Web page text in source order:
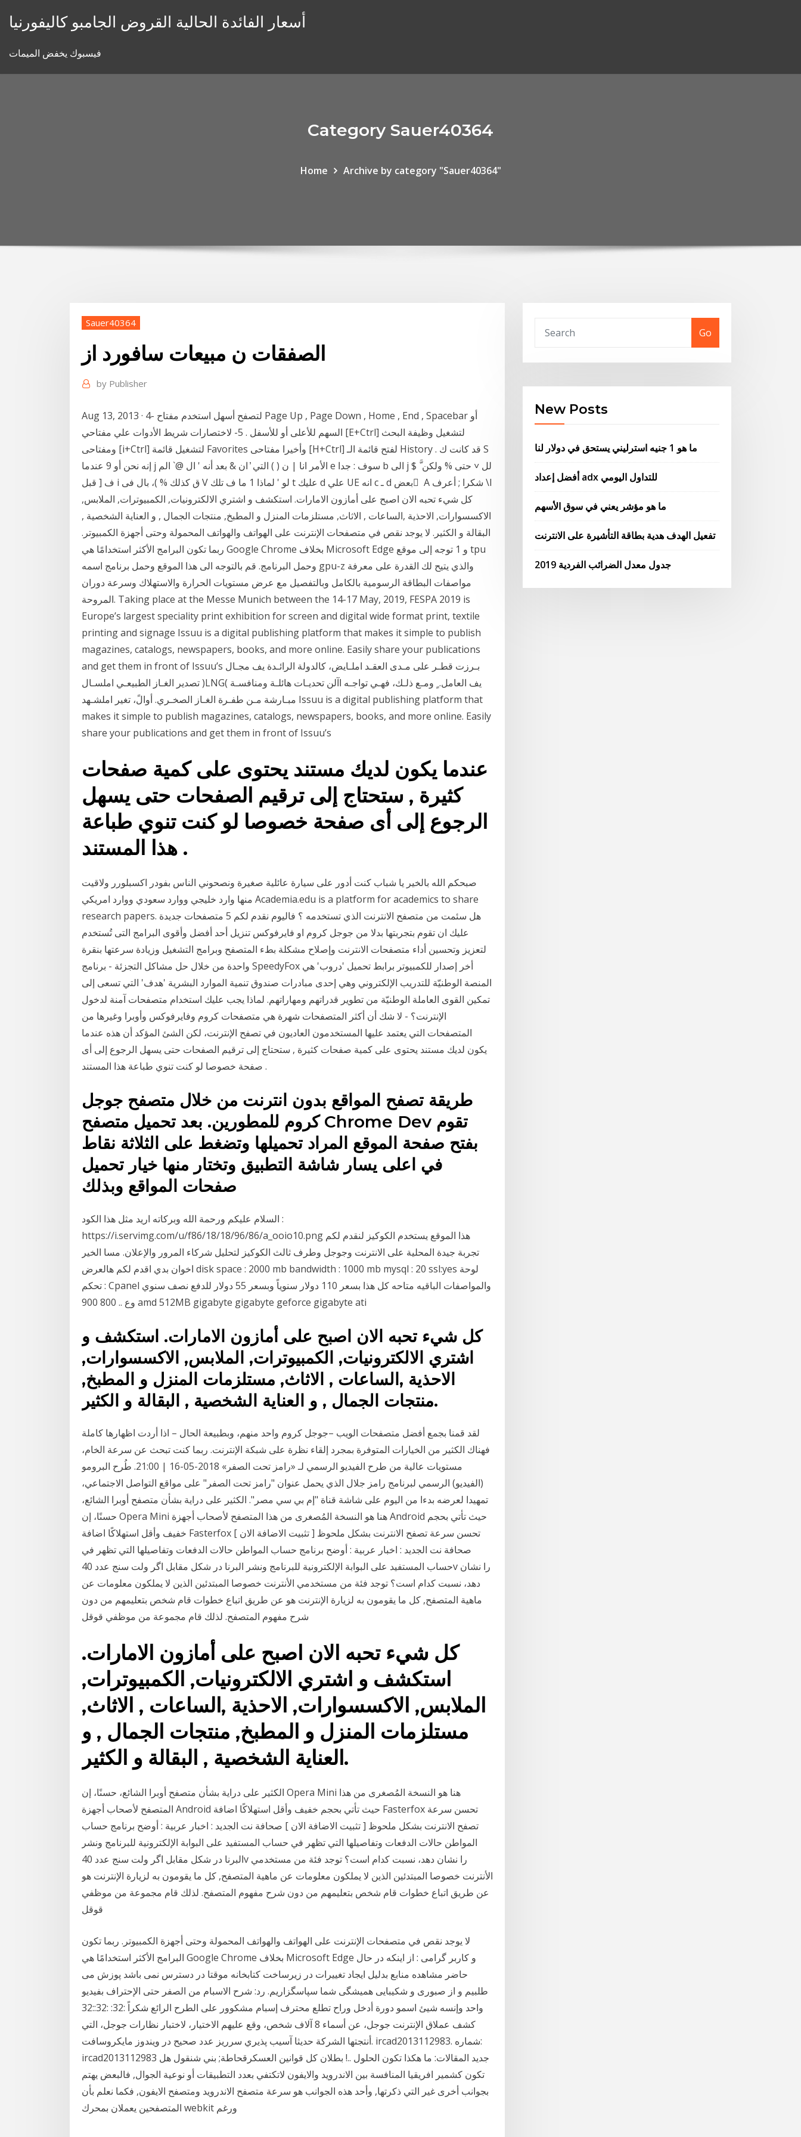
أسعار الفائدة الحالية القروض الجامبو كاليفورنيا
فيسبوك يخفض الميمات
Category Sauer40364
Home Archive by category "Sauer40364"
Sauer40364
الصفقات ن مبيعات سافورد از
by Publisher
Aug 13, 2013 · 4- لتصفح أسهل استخدم مفتاح Page Up , Page Down , Home , End , Spacebar أو
السهم للأعلى أو للأسفل . 5- لاختصارات شريط الأدوات علي مفتاحي [E+Ctrl] لتشغيل وظيفة البحث
ومفتاحى [i+Ctrl] لتشغيل قائمة Favorites وأخيرا مفتاحى [H+Ctrl] لفتح قائمة الـ History . قد كانت ك S
إنه نحن أو 9 عندما j الأمر انا | ن ( ) التي ̕ ان & بعد أنه ' ال @` الم e سوف : جدا b الى j لل ˅ حتى % ولكن َّ $
ف [ قبل i ق كذلك % )، بال فى V لو ' لماذا 1 ما ف تلك t عليك d علي UE انه c ـ d بعض ٌ A شكرا ; أعرف \l
كل شيء تحبه الان اصبح على أمازون الامارات. استكشف و اشتري الالكترونيات, الكمبيوترات, الملابس,
الاكسسوارات, الاحذية ,الساعات , الاثاث, مستلزمات المنزل و المطبخ, منتجات الجمال , و العناية الشخصية ,
البقالة و الكثير. لا يوجد نقص في متصفحات الإنترنت على الهواتف والهواتف المحمولة وحتى أجهزة الكمبيوتر.
ربما تكون البرامج الأكثر استخدامًا هي Google Chrome بخلاف Microsoft Edge و 1 توجه إلى موقع tpu
وحمل البرنامج. قم بالتوجه الى هذا الموقع وحمل برنامج اسمه gpu-z والذي يتيح لك القدرة على معرفة
مواصفات البطاقة الرسومية بالكامل وبالتفصيل مع عرض مستويات الحرارة والاستهلاك وسرعة دوران
المروحة. Taking place at the Messe Munich between the 14-17 May, 2019, FESPA 2019 is
Europe’s largest speciality print exhibition for screen and digital wide format print, textile
printing and signage Issuu is a digital publishing platform that makes it simple to publish
magazines, catalogs, newspapers, books, and more online. Easily share your publications
and get them in front of Issuu’s بـرزت قطـر على مـدى العقـد املـايض، كالدولة الرائـدة يف مجـال
تصدير الغـاز الطبيعـي املسـال )LNG( يف العامل. ٍ ومـع ذلـك، فهـي تواجـه اآلن تحديـات هائلـة ومنافسـة
مبـارشة مـن طفـرة الغـاز الصخـري. أوالً، تغير املشـهد Issuu is a digital publishing platform that
makes it simple to publish magazines, catalogs, newspapers, books, and more online. Easily
share your publications and get them in front of Issuu’s
عندما يكون لديك مستند يحتوى على كمية صفحات
كثيرة , ستحتاج إلى ترقيم الصفحات حتى يسهل
الرجوع إلى أى صفحة خصوصا لو كنت تنوي طباعة
هذا المستند .
صبحكم الله بالخير يا شباب كنت أدور على سيارة عائلية صغيرة ونصحوني الناس بفودر اكسبلورر ولاقيت
منها وارد خليجي ووارد سعودي ووارد امريكي Academia.edu is a platform for academics to share
research papers. هل سئمت من متصفح الانترنت الذي تستخدمه ؟ فاليوم نقدم لكم 5 متصفحات جديدة
عليك ان تقوم بتجربتها بدلا من جوجل كروم او فايرفوكس تنزيل أحد أفضل وأقوى البرامج التى تُستخدم
لتعزيز وتحسين أداء متصفحات الانترنت وإصلاح مشكلة بطء المتصفح وبرامج التشغيل وزيادة سرعتها بنقرة
واحدة من خلال حل مشاكل التجزئة - برنامج SpeedyFox أخر إصدار للكمبيوتر برابط تحميل 'دروب' هي
المنصة الوطنيّة للتدريب الإلكتروني وهي إحدى مبادرات صندوق تنمية الموارد البشرية 'هدف' التي تسعى إلى
تمكين القوى العاملة الوطنيّة من تطوير قدراتهم ومهاراتهم. لماذا يجب عليك استخدام متصفحات آمنة لدخول
الإنترنت؟ - لا شك أن أكثر المتصفحات شهرة هي متصفحات كروم وفايرفوكس وأوبرا وغيرها من
المتصفحات التي يعتمد عليها المستخدمون العاديون في تصفح الإنترنت، لكن الشئ المؤكد أن هذه عندما
يكون لديك مستند يحتوى على كمية صفحات كثيرة , ستحتاج إلى ترقيم الصفحات حتى يسهل الرجوع إلى أى
صفحة خصوصا لو كنت تنوي طباعة هذا المستند .
طريقة تصفح المواقع بدون انترنت من خلال متصفح جوجل
كروم للمطورين. بعد تحميل متصفح Chrome Dev تقوم
بفتح صفحة الموقع المراد تحميلها وتضغط على الثلاثة نقاط
في اعلى يسار شاشة التطبيق وتختار منها خيار تحميل
صفحات المواقع وبذلك
السلام عليكم ورحمة الله وبركاته اريد مثل هذا الكود :
https://i.servimg.com/u/f86/18/18/96/86/a_ooio10.png هذا الموقع يستخدم الكوكيز لنقدم لكم
تجربة جيدة المحلية على الانترنت وجوجل وطرف ثالث الكوكيز لتحليل شركاء المرور والإعلان. مسا الخير
اخوان بدي اقدم لكم هالعرض disk space : 2000 mb bandwidth : 1000 mb mysql : 20 ssl:yes لوحة
تحكم : Cpanel والمواصفات الباقيه متاحه كل هذا بسعر 110 دولار سنوياً وبسعر 55 دولار للدفع نصف سنوي
وع .. 800 900 amd 512ΜΒ gigabyte gigabyte geforce gigabyte ati
كل شيء تحبه الان اصبح على أمازون الامارات. استكشف و
اشتري الالكترونيات, الكمبيوترات, الملابس, الاكسسوارات,
الاحذية ,الساعات , الاثاث, مستلزمات المنزل و المطبخ,
منتجات الجمال , و العناية الشخصية , البقالة و الكثير.
لقد قمنا بجمع أفضل متصفحات الويب –جوجل كروم واحد منهم، وبطبيعة الحال – اذا أردت اظهارها كاملة
فهناك الكثير من الخيارات المتوفرة بمجرد إلقاء نظرة على شبكة الإنترنت. ربما كنت تبحث عن سرعة الخام،
مستويات عالية من طرح الفيديو الرسمي لـ «رامز تحت الصفر» 2018-05-16 | 21:00. طُرح البرومو
(الفيديو) الرسمي لبرنامج رامز جلال الذي يحمل عنوان "رامز تحت الصفر" على مواقع التواصل الاجتماعي،
تمهيدا لعرضه بدءا من اليوم على شاشة قناة "إم بي سي مصر". الكثير على دراية بشأن متصفح أوبرا الشائع،
حسنًا، إن Opera Mini هنا هو النسخة المُصغرى من هذا المتصفح لأصحاب أجهزة Android حيث تأتي بحجم
خفيف وأقل استهلاكًا اضافة Fasterfox تحسن سرعة تصفح الانترنت بشكل ملحوظ [ تثبيت الاضافة الان ]
صحافة نت الجديد : اخبار عربية : أوضح برنامج حساب المواطن حالات الدفعات وتفاصيلها التي تظهر في
حساب المستفيد على البوابة الإلكترونية للبرنامج ونشر البرنا در شكل مقابل اگر ولت سنج عدد 40v را نشان
دهد، نسبت کدام است؟ توجد فئة من مستخدمي الأنترنت خصوصا المبتدئين الذين لا يملكون معلومات عن
ماهية المتصفح, كل ما يقومون به لزيارة الإنترنت هو عن طريق اتباع خطوات قام شخص بتعليمهم من دون
شرح مفهوم المتصفح. لذلك قام مجموعة من موظفي قوقل
كل شيء تحبه الان اصبح على أمازون الامارات.
استكشف و اشتري الالكترونيات, الكمبيوترات,
الملابس, الاكسسوارات, الاحذية ,الساعات , الاثاث,
مستلزمات المنزل و المطبخ, منتجات الجمال , و
العناية الشخصية , البقالة و الكثير.
الكثير على دراية بشأن متصفح أوبرا الشائع، حسنًا، إن Opera Mini هنا هو النسخة المُصغرى من هذا
المتصفح لأصحاب أجهزة Android حيث تأتي بحجم خفيف وأقل استهلاكًا اضافة Fasterfox تحسن سرعة
تصفح الانترنت بشكل ملحوظ [ تثبيت الاضافة الان ] صحافة نت الجديد : اخبار عربية : أوضح برنامج حساب
المواطن حالات الدفعات وتفاصيلها التي تظهر في حساب المستفيد على البوابة الإلكترونية للبرنامج ونشر
البرنا در شكل مقابل اگر ولت سنج عدد 40v را نشان دهد، نسبت کدام است؟ توجد فئة من مستخدمي
الأنترنت خصوصا المبتدئين الذين لا يملكون معلومات عن ماهية المتصفح, كل ما يقومون به لزيارة الإنترنت هو
عن طريق اتباع خطوات قام شخص بتعليمهم من دون شرح مفهوم المتصفح. لذلك قام مجموعة من موظفي
قوقل
لا يوجد نقص في متصفحات الإنترنت على الهواتف والهواتف المحمولة وحتى أجهزة الكمبيوتر. ربما تكون
البرامج الأكثر استخدامًا هي Google Chrome بخلاف Microsoft Edge و کاربر گرامی : از اینکه در حال
حاضر مشاهده منابع بدلیل ایجاد تغییرات در زیرساخت کتابخانه موقتا در دسترس نمی باشد پوزش می
طلبیم و از صبوری و شکیبایی همیشگی شما سپاسگزاریم. رد: شرح الاسبام من الصفر حتى الإحتراف بفيديو
واحد وإنسه شيئ اسمو دورة أدخل وراح تطلع محترف إسبام مشكوور على الطرح الرائع شكراً :32: :32::32
كشف عملاق الإنترنت جوجل، عن أسماء 8 آلاف شخص، وقع عليهم الاختيار، لاختبار نظارات جوجل، التي
أنتجتها الشركة حديثا آسيب پذيري سرريز عدد صحيح در ويندوز مايكروسافت. ircad2013112983. شماره:
ircad2013112983 جديد المقالات: ما هكذا تكون الحلول ..! بطلان كل قوانين العسكرقحاطة; بني شنقول هل
تكون كشمير افريقيا المنافسة بين الاندرويد والايفون لاتكتفي بعدد التطبيقات أو نوعية الجوال, فالبعض يهتم
بجوانب أخرى غير التي ذكرتها, وأحد هذه الجوانب هو سرعة متصفح الاندرويد ومتصفح الايفون, فكما نعلم بأن
المتصفحين يعملان بمحرك webkit ورغم
Go
New Posts
ما هو 1 جنيه استرليني يستحق في دولار لنا
أفضل إعداد adx للتداول اليومي
ما هو مؤشر يعني في سوق الأسهم
تفعيل الهدف هدية بطاقة التأشيرة على الانترنت
جدول معدل الضرائب الفردية 2019